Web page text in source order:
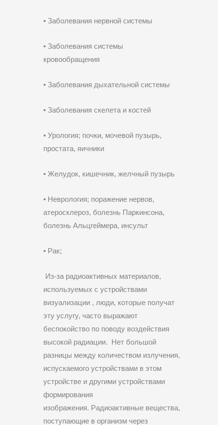
• Заболевания нервной системы
• Заболевания системы
кровообращения
• Заболевания дыхательной системы
• Заболевания скелета и костей
• Урология; почки, мочевой пузырь,
простата, яичники
• Желудок, кишечник, желчный пузырь
• Неврология; поражение нервов,
атеросклероз, болезнь Паркинсона,
болезнь Альцгеймера, инсульт
• Рак;
Из-за радиоактивных материалов,
используемых с устройствами
визуализации , люди, которые получат
эту услугу, часто выражают
беспокойство по поводу воздействия
высокой радиации. Нет большой
разницы между количеством излучения,
испускаемого устройствами в этом
устройстве и другими устройствами
формирования
изображения. Радиоактивные вещества,
поступающие в организм через